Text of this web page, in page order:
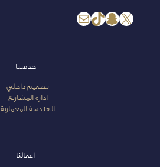
إكس
سناب شاتتيك توكبريد
خدمتنا
تصميم داخلي
ادارة المشاريع
الهندسة المعمارية
اعمالنا